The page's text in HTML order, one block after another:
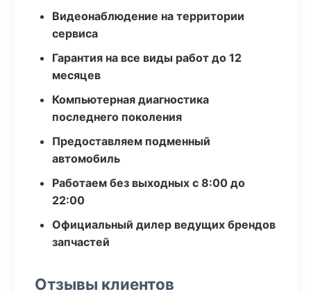
Видеонаблюдение на территории
сервиса
Гарантия на все виды работ до 12
месяцев
Компьютерная диагностика
последнего поколения
Предоставляем подменный
автомобиль
Работаем без выходных с 8:00 до
22:00
Официальный дилер ведущих брендов
запчастей
Отзывы клиентов